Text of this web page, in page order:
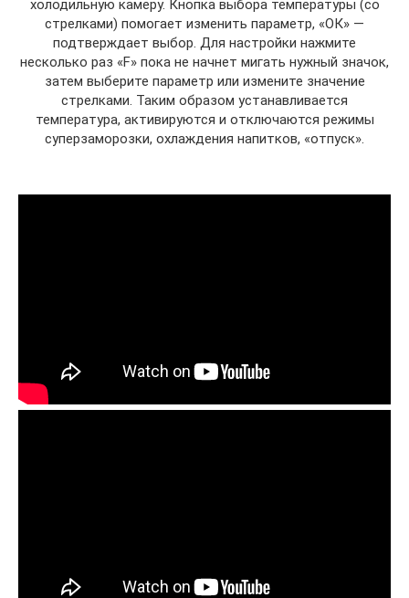
холодильную камеру. Кнопка выбора температуры (со
стрелками) помогает изменить параметр, «ОК» —
подтверждает выбор. Для настройки нажмите
несколько раз «F» пока не начнет мигать нужный значок,
затем выберите параметр или измените значение
стрелками. Таким образом устанавливается
температура, активируются и отключаются режимы
суперзаморозки, охлаждения напитков, «отпуск».